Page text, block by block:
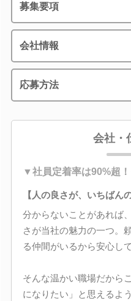
募集要項
会社情報
応募方法
会社・
▼社員定着率は90%超
【人の良さが、いちばん
分からないことがあれば
さが当社の魅力の一つ。
る仲間がいるから安心し
そんな温かい職場だから
になりたい」と思えるよ